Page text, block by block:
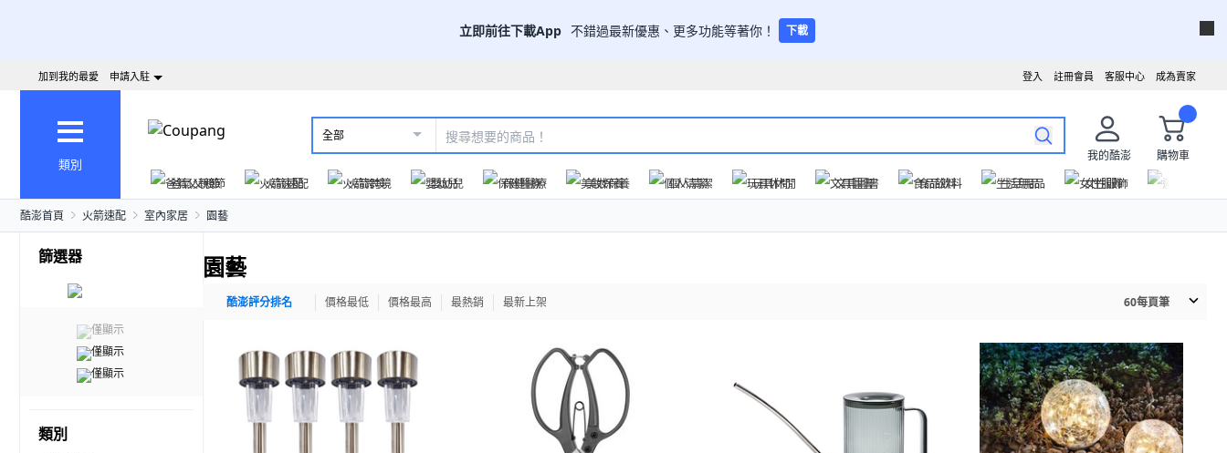
立即前往下載App 不錯過最新優惠、更多功能等著你！ 下載
成為賣家
客服中心
註冊會員
登入
加到我的最愛 申請入駐
類別
全部
我的酷澎
購物車
爸氣父親節
火箭速配 火箭跨境 嬰幼兒 保健醫療 美妝保養 個人清潔 玩具休閒 文具圖書 食品飲料 生活用品 女性服飾
酷澎首頁 火箭速配 室內家居 園藝
篩選器
僅顯示
僅顯示
僅顯示
類別
園藝
酷澎評分排名 價格最低 價格最高 最熱銷 最新上架 60每頁筆